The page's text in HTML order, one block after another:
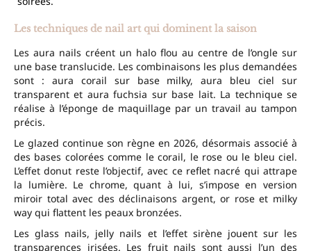
Les techniques de nail art qui dominent la saison
Les aura nails créent un halo flou au centre de l’ongle sur
une base translucide. Les combinaisons les plus demandées
sont : aura corail sur base milky, aura bleu ciel sur
transparent et aura fuchsia sur base lait. La technique se
réalise à l’éponge de maquillage par un travail au tampon
précis.
Le glazed continue son règne en 2026, désormais associé à
des bases colorées comme le corail, le rose ou le bleu ciel.
L’effet donut reste l’objectif, avec ce reflet nacré qui attrape
la lumière. Le chrome, quant à lui, s’impose en version
miroir total avec des déclinaisons argent, or rose et milky
way qui flattent les peaux bronzées.
Les glass nails, jelly nails et l’effet sirène jouent sur les
transparences irisées. Les fruit nails sont aussi l’un des